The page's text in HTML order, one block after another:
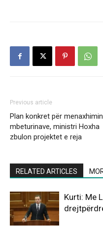
Previous article
Plan konkret për
mbeturinave, ministri Hoxha
zbulon projektet e reja
RELATED ARTICLES
Kurti: Me